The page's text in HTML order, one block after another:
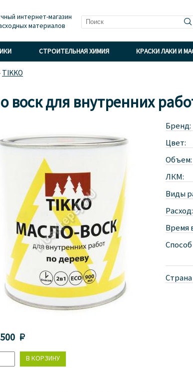
интернет-магазин
материалов
СТРОИТЕЛЬНАЯ ХИМИЯ КРАСКИ ЛАКИ И
TIKKO
воск для внутренних

Бренд:
Цвет:
Объем:
ЛКМ:
Виды
Расход:
Время
Способ